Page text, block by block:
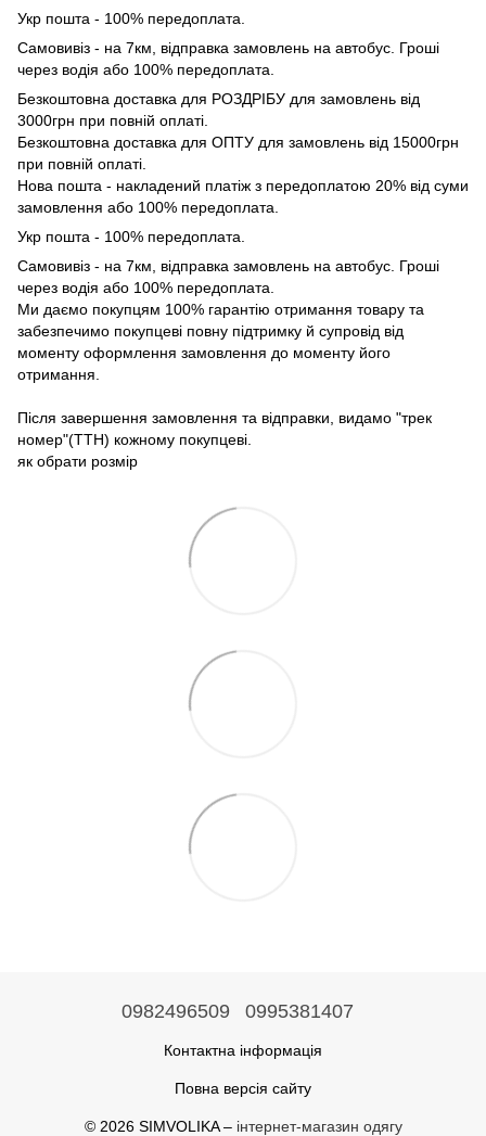
Укр пошта - 100% передоплата.
Самовивіз - на 7км, відправка замовлень на автобус. Гроші
через водія або 100% передоплата.
Безкоштовна доставка для РОЗДРІБУ для замовлень від
3000грн при повній оплаті.
Безкоштовна доставка для ОПТУ для замовлень від 15000грн
при повній оплаті.
Нова пошта - накладений платіж з передоплатою 20% від суми
замовлення або 100% передоплата.
Укр пошта - 100% передоплата.
Самовивіз - на 7км, відправка замовлень на автобус. Гроші
через водія або 100% передоплата.
Ми даємо покупцям 100% гарантію отримання товару та
забезпечимо покупцеві повну підтримку й супровід від
моменту оформлення замовлення до моменту його
отримання.
Після завершення замовлення та відправки, видамо "трек
номер"(ТТН) кожному покупцеві.
як обрати розмір
0982496509 0995381407
Контактна інформація
Повна версія сайту
© 2026 SIMVOLIKA – інтернет-магазин одягу